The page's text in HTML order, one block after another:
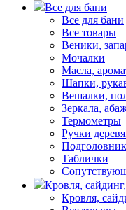
Все для бани
Все для бани
Все товары
Веники,
Мочалки
Масла,
Шапки,
Вешалки,
Зеркала,
Термометры
Ручки
Таблички
Кровля,
Кровля,